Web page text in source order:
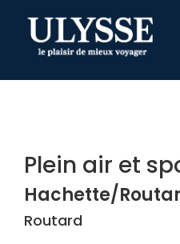
TEST
Plein air et
Hachette/
Routard